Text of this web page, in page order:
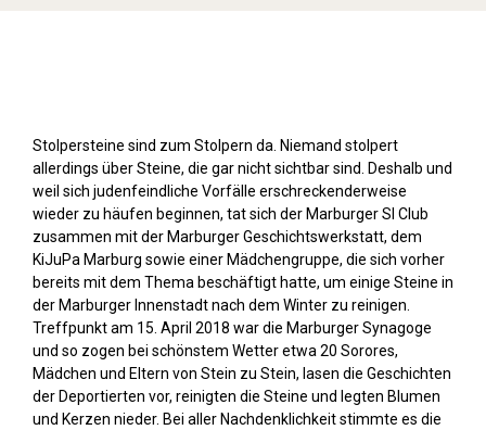
Stolpersteine sind zum Stolpern da. Niemand stolpert
allerdings über Steine, die gar nicht sichtbar sind. Deshalb und
weil sich judenfeindliche Vorfälle erschreckenderweise
wieder zu häufen beginnen, tat sich der Marburger SI Club
zusammen mit der Marburger Geschichtswerkstatt, dem
KiJuPa Marburg sowie einer Mädchengruppe, die sich vorher
bereits mit dem Thema beschäftigt hatte, um einige Steine in
der Marburger Innenstadt nach dem Winter zu reinigen.
Treffpunkt am 15. April 2018 war die Marburger Synagoge
und so zogen bei schönstem Wetter etwa 20 Sorores,
Mädchen und Eltern von Stein zu Stein, lasen die Geschichten
der Deportierten vor, reinigten die Steine und legten Blumen
und Kerzen nieder. Bei aller Nachdenklichkeit stimmte es die